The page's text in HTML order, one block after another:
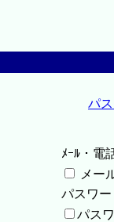
パ
ﾒｰﾙ・電
メー
パスワー
パス